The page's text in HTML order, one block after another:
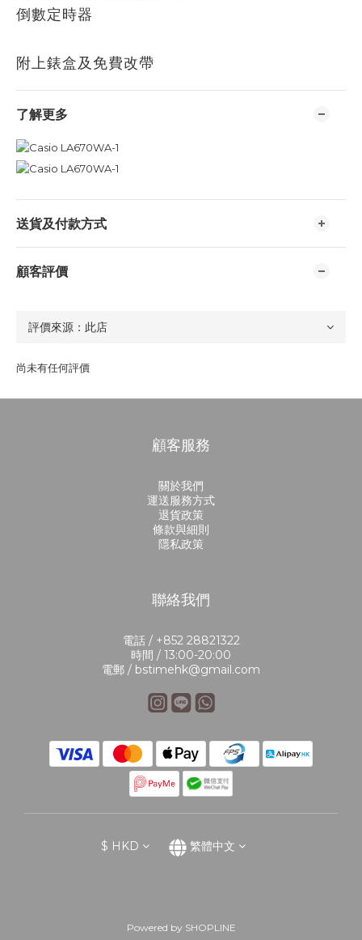
倒數定時器
附上錶盒及免費改帶
了解更多
送貨及付款方式
顧客評價
尚未有任何評價
顧客服務
關於我們
運送服務方式
退貨政策
條款與細則
隱私政策
聯絡我們
電話 / +852 28821322
時間 / 13:00-20:00
電郵 / bstimehk@gmail.com
$ HKD 繁體中文
Powered by SHOPLINE